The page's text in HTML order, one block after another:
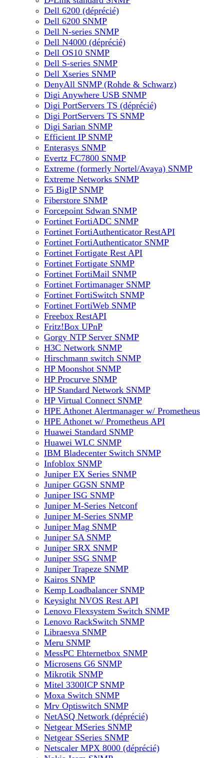
Dell 6200 (déprécié)
Dell 6200 SNMP
Dell N-series SNMP
Dell N4000 (déprécié)
Dell OS10 SNMP
Dell S-series SNMP
Dell Xseries SNMP
DenyAll SNMP (Rohde & Schwarz)
Digi Anywhere USB SNMP
Digi PortServers TS (déprécié)
Digi PortServers TS SNMP
Digi Sarian SNMP
Efficient IP SNMP
Enterasys SNMP
Evertz FC7800 SNMP
Extreme (formerly Nortel/Avaya) SNMP
Extreme Networks SNMP
F5 BigIP SNMP
Fiberstore SNMP
Forcepoint Sdwan SNMP
Fortinet FortiADC SNMP
Fortinet FortiAuthenticator RestAPI
Fortinet FortiAuthenticator SNMP
Fortinet Fortigate Rest API
Fortinet Fortigate SNMP
Fortinet FortiMail SNMP
Fortinet Fortimanager SNMP
Fortinet FortiSwitch SNMP
Fortinet FortiWeb SNMP
Freebox RestAPI
Fritz!Box UPnP
Gorgy NTP Server SNMP
H3C Network SNMP
Hirschmann switch SNMP
HP Moonshot SNMP
HP Procurve SNMP
HP Standard Network SNMP
HP Virtual Connect SNMP
HPE Athonet Alertmanager w/ Prometheus
HPE Athonet w/ Prometheus API
Huawei Standard SNMP
Huawei WLC SNMP
IBM Bladecenter Switch SNMP
Infoblox SNMP
Juniper EX Series SNMP
Juniper GGSN SNMP
Juniper ISG SNMP
Juniper M-Series Netconf
Juniper M-Series SNMP
Juniper Mag SNMP
Juniper SA SNMP
Juniper SRX SNMP
Juniper SSG SNMP
Juniper Trapeze SNMP
Kairos SNMP
Kemp Loadbalancer SNMP
Keysight NVOS Rest API
Lenovo Flexsystem Switch SNMP
Lenovo RackSwitch SNMP
Libraesva SNMP
Meru SNMP
MessPC Ehternetbox SNMP
Microsens G6 SNMP
Mikrotik SNMP
Mitel 3300ICP SNMP
Moxa Switch SNMP
Mrv Optiswitch SNMP
NetASQ Network (déprécié)
Netgear MSeries SNMP
Netgear SSeries SNMP
Netscaler MPX 8000 (déprécié)